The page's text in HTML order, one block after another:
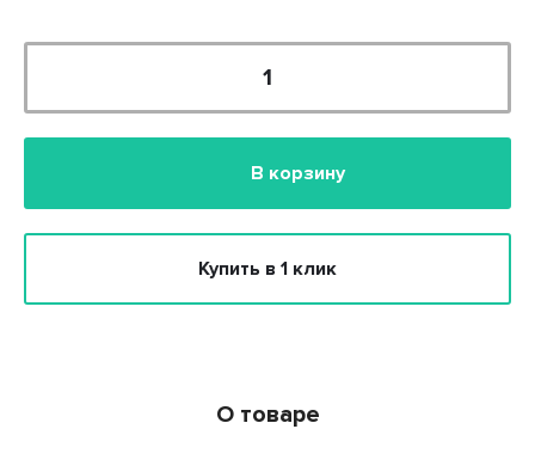
В корзину
Купить в 1 клик
О товаре